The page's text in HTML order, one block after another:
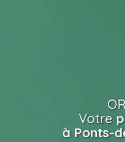
Votre
à Ponts-